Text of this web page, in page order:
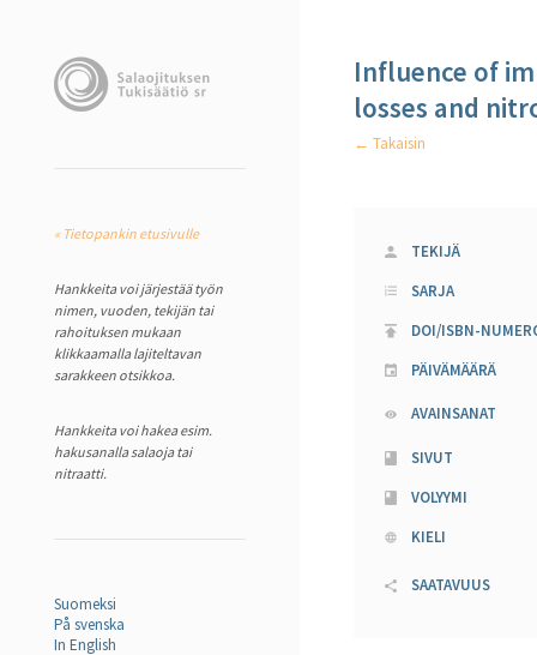
« Tietopankin etusivulle
Hankkeita voi järjestää työn
nimen, vuoden, tekijän tai
rahoituksen mukaan
klikkaamalla lajiteltavan
sarakkeen otsikkoa.
Hankkeita voi hakea esim.
hakusanalla salaoja tai
nitraatti.
Suomeksi
På svenska
In English
Influence of
losses and
← Takaisin
TEKIJÄ
SARJA
DOI/ISBN-
PÄIVÄMÄÄRÄ
AVAINSANAT
SIVUT
VOLYYMI
KIELI
SAATAVUUS